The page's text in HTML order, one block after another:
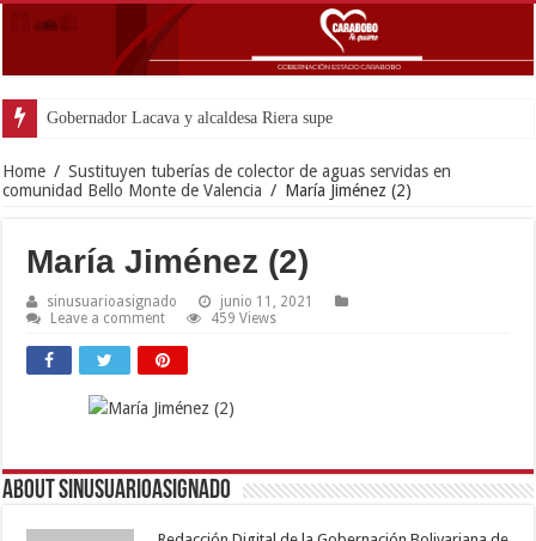
Home / Sustituyen tuberías de colector de aguas servidas en
comunidad Bello Monte de Valencia / María Jiménez (2)
María Jiménez (2)
sinusuarioasignado
junio 11, 2021
Leave a comment
459 Views
About sinusuarioasignado